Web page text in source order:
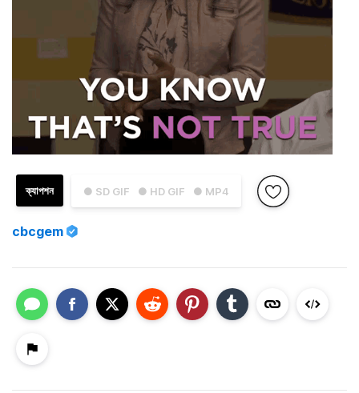
● SD GIF ● HD GIF ● MP4
ক্যাপশন
cbcgem